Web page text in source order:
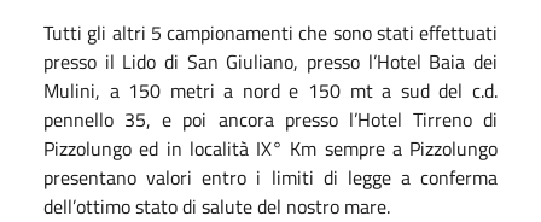
Tutti gli altri 5 campionamenti che sono stati effettuati
presso il Lido di San Giuliano, presso l’Hotel Baia dei
Mulini, a 150 metri a nord e 150 mt a sud del c.d.
pennello 35, e poi ancora presso l’Hotel Tirreno di
Pizzolungo ed in località IX° Km sempre a Pizzolungo
presentano valori entro i limiti di legge a conferma
dell’ottimo stato di salute del nostro mare.